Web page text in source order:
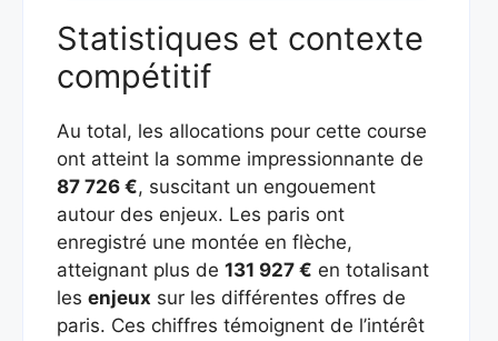
Statistiques et contexte
compétitif
Au total, les allocations pour cette course
ont atteint la somme impressionnante de
87 726 €, suscitant un engouement
autour des enjeux. Les paris ont
enregistré une montée en flèche,
atteignant plus de 131 927 € en totalisant
les enjeux sur les différentes offres de
paris. Ces chiffres témoignent de l’intérêt